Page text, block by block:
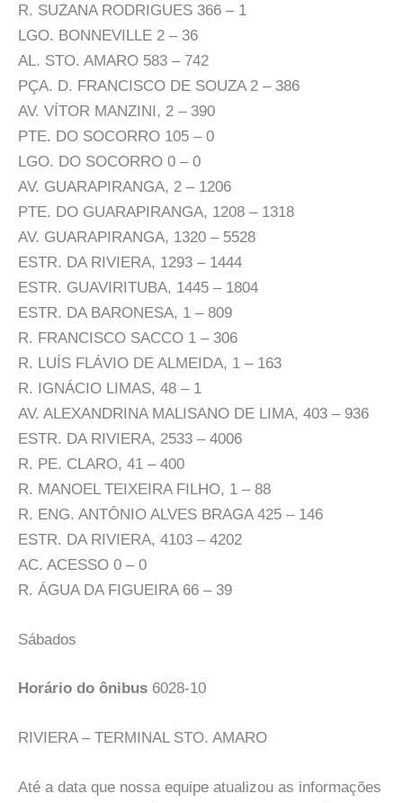
R. SUZANA RODRIGUES 366 – 1
LGO. BONNEVILLE 2 – 36
AL. STO. AMARO 583 – 742
PÇA. D. FRANCISCO DE SOUZA 2 – 386
AV. VÍTOR MANZINI, 2 – 390
PTE. DO SOCORRO 105 – 0
LGO. DO SOCORRO 0 – 0
AV. GUARAPIRANGA, 2 – 1206
PTE. DO GUARAPIRANGA, 1208 – 1318
AV. GUARAPIRANGA, 1320 – 5528
ESTR. DA RIVIERA, 1293 – 1444
ESTR. GUAVIRITUBA, 1445 – 1804
ESTR. DA BARONESA, 1 – 809
R. FRANCISCO SACCO 1 – 306
R. LUÍS FLÁVIO DE ALMEIDA, 1 – 163
R. IGNÁCIO LIMAS, 48 – 1
AV. ALEXANDRINA MALISANO DE LIMA, 403 – 936
ESTR. DA RIVIERA, 2533 – 4006
R. PE. CLARO, 41 – 400
R. MANOEL TEIXEIRA FILHO, 1 – 88
R. ENG. ANTÔNIO ALVES BRAGA 425 – 146
ESTR. DA RIVIERA, 4103 – 4202
AC. ACESSO 0 – 0
R. ÁGUA DA FIGUEIRA 66 – 39
Sábados
Horário do ônibus 6028-10
RIVIERA – TERMINAL STO. AMARO
Até a data que nossa equipe atualizou as informações